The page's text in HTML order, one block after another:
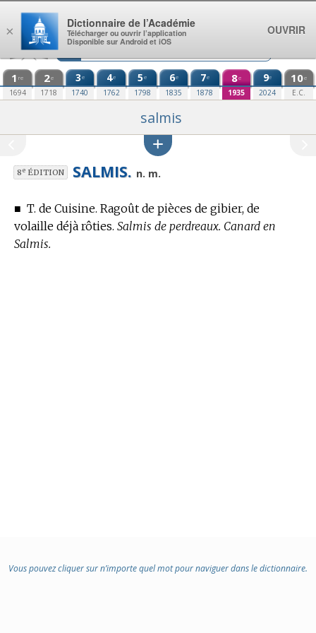
Aller au contenu
1 re
1694
2e
1718
3e
1740
4e
1762
5e
1798
6e
1835
7e
1878
8e
1935
9e
2024
10e
E.C.
salmis
8eÉDITION SALMIS. n. m.
■ T. de Cuisine. Ragoût de pièces de gibier, de
volaille déjà rôties. Salmis de perdreaux. Canard en
Salmis.
Vous pouvez cliquer sur n’importe quel mot pour naviguer dans le dictionnaire.
×
Dictionnaire de l’Académie
Télécharger ou ouvrir l’application
Disponible sur Android et iOS
OUVRIR